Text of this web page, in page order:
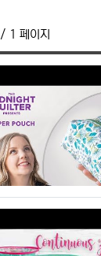
/ 1 페이지